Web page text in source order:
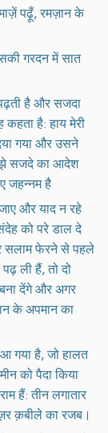
पढ़ूँ, रमज़ान के
गरदन में सात
है और सजदा
है: हाय मेरी
गया और उसने
सजदे का आदेश
जहन्नम है
और याद न रहे
को परे डाल दे
सलाम फेरने से पहले
ली हैं, तो दो
देंगे और अगर
के अपमान का
गया है, जो हालत
को पैदा किया
हैं: तीन लगातार
क़बीले का रजब।